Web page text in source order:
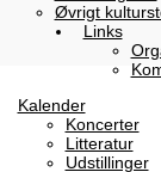
Øvrigt
Links
Kalender
Koncerter
Litteratur
Udstillinger